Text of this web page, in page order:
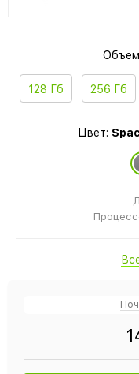
Объем
128 Гб 256 Гб
Цвет: